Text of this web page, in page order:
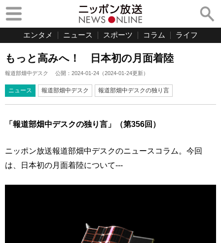
エンタメ ニュース スポーツ コラム ライフ
もっと高みへ！ 日本初の月面着陸
報道部畑中デスク 公開： 2024-01-24 （2024-01-24更新）
ニュース 報道部畑中デスク 報道部畑中デスクの独り言
「報道部畑中デスクの独り言」（第356回）
ニッポン放送報道部畑中デスクのニュースコラム。今回
は、日本初の月面着陸について---